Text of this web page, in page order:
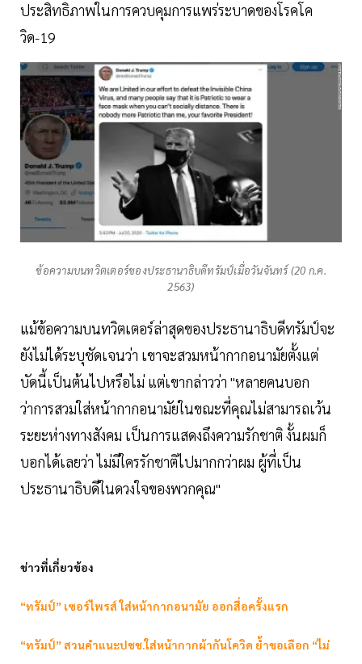
ประสิทธิภาพในการควบคุมการแพร่ระบาดของโรคโค
วิด-19
ข้อความบนทวิตเตอร์ของประธานาธิบดีทรัมป์เมื่อวันจันทร์ (20 ก.ค.
2563)
แม้ข้อความบนทวิตเตอร์ล่าสุดของประธานาธิบดีทรัมป์จะ
ยังไม่ได้ระบุชัดเจนว่า เขาจะสวมหน้ากากอนามัยตั้งแต่
บัดนี้เป็นต้นไปหรือไม่ แต่เขากล่าวว่า "หลายคนบอก
ว่าการสวมใส่หน้ากากอนามัยในขณะที่คุณไม่สามารถเว้น
ระยะห่างทางสังคม เป็นการแสดงถึงความรักชาติ งั้นผมก็
บอกได้เลยว่า ไม่มีใครรักชาติไปมากกว่าผม ผู้ที่เป็น
ประธานาธิบดีในดวงใจของพวกคุณ"
ข่าวที่เกี่ยวข้อง
“ทรัมป์” เซอร์ไพรส์ ใส่หน้ากากอนามัย ออกสื่อครั้งแรก
“ทรัมป์” สวนคำแนะปชช.ใส่หน้ากากผ้ากันโควิด ย้ำขอเลือก “ไม่